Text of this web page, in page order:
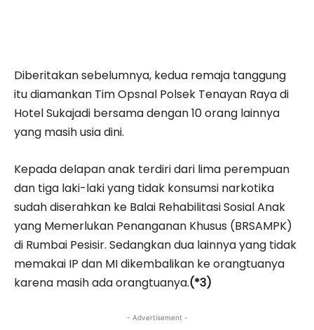
Diberitakan sebelumnya, kedua remaja tanggung
itu diamankan Tim Opsnal Polsek Tenayan Raya di
Hotel Sukajadi bersama dengan 10 orang lainnya
yang masih usia dini.
Kepada delapan anak terdiri dari lima perempuan
dan tiga laki-laki yang tidak konsumsi narkotika
sudah diserahkan ke Balai Rehabilitasi Sosial Anak
yang Memerlukan Penanganan Khusus (BRSAMPK)
di Rumbai Pesisir. Sedangkan dua lainnya yang tidak
memakai IP dan MI dikembalikan ke orangtuanya
karena masih ada orangtuanya.(*3)
- Advertisement -